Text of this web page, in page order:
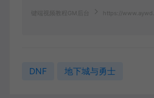
键端视频教程GM后台 https://
DNF 地下城与勇士